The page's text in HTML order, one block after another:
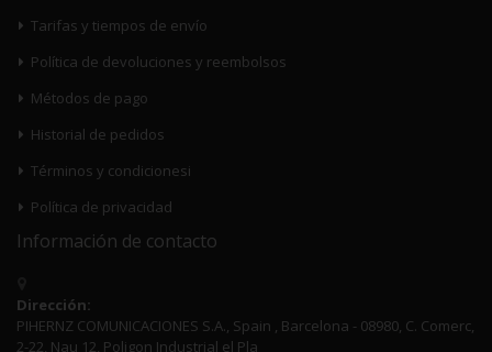
Tarifas y tiempos de envío
Política de devoluciones y reembolsos
Métodos de pago
Historial de pedidos
Términos y condicionesi
Política de privacidad
Información de contacto
Dirección:
PIHERNZ COMUNICACIONES S.A., Spain , Barcelona - 08980, C. Comerc,
2-22, Nau 12, Poligon Industrial el Pla